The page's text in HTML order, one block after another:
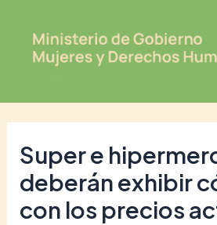
contenido
Super e
deberán exhibir
con los precios
navigation